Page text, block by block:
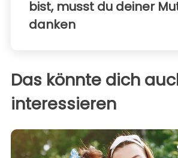
bist, musst du deiner
danken
Das könnte dich
interessieren